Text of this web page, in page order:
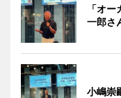
「オ
一郎さ
小嶋崇